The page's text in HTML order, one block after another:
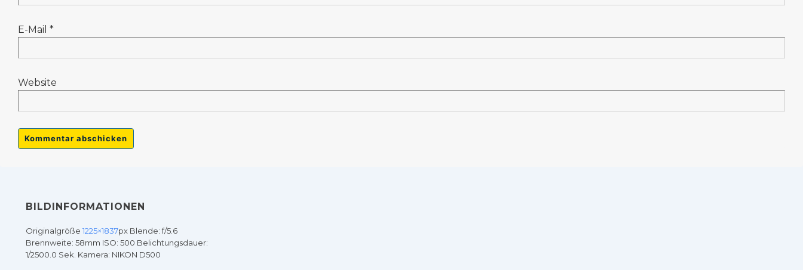
E-Mail *
Website
BILDINFORMATIONEN
Originalgröße 1225×1837px Blende: f/5.6
Brennweite: 58mm ISO: 500 Belichtungsdauer:
1/2500.0 Sek. Kamera: NIKON D500